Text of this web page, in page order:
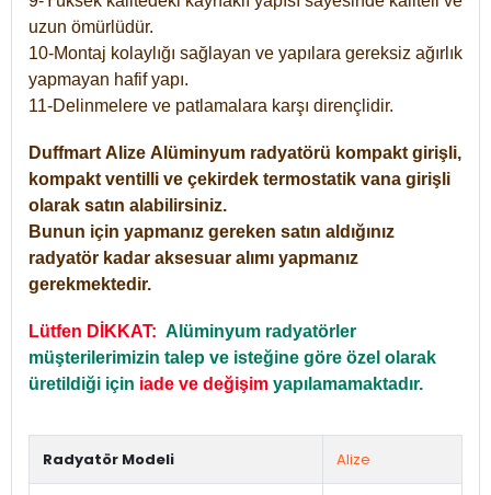
uzun ömürlüdür.
10-Montaj kolaylığı sağlayan ve yapılara gereksiz ağırlık
yapmayan hafif yapı.
11-Delinmelere ve patlamalara karşı dirençlidir.
Duffmart Alize Alüminyum radyatörü kompakt girişli,
kompakt ventilli ve çekirdek termostatik vana girişli
olarak satın alabilirsiniz.
Bunun için yapmanız gereken satın aldığınız
radyatör kadar aksesuar alımı yapmanız
gerekmektedir.
Lütfen DİKKAT: Alüminyum radyatörler
müşterilerimizin talep ve isteğine göre özel olarak
üretildiği için iade ve değişim yapılamamaktadır.
Radyatör Modeli Alize